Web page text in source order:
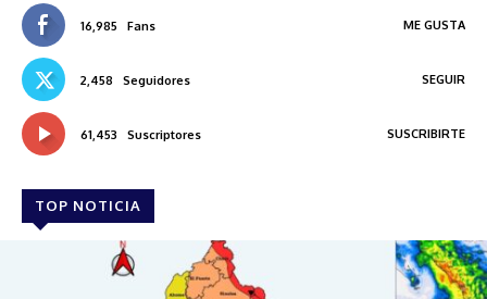
16,985 Fans ME GUSTA
2,458 Seguidores SEGUIR
61,453 Suscriptores SUSCRIBIRTE
TOP NOTICIA